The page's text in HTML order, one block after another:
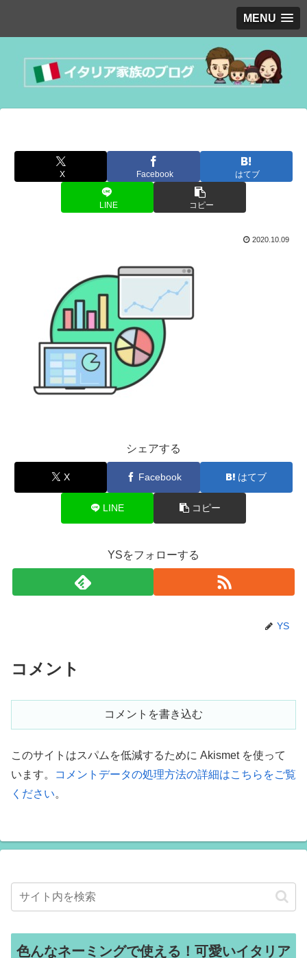
MENU
X Facebook はてブ
LINE コピー
2020.10.09
シェアする
X Facebook はてブ
LINE コピー
YSをフォローする
YS
コメント
コメントを書き込む
このサイトはスパムを低減するために Akismet を使って
います。
コメントデータの処理方法の詳細はこちらをご覧
ください。
色んなネーミングで使える！可愛いイタリア